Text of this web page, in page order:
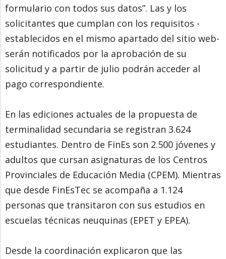
formulario con todos sus datos”. Las y los
solicitantes que cumplan con los requisitos -
establecidos en el mismo apartado del sitio web-
serán notificados por la aprobación de su
solicitud y a partir de julio podrán acceder al
pago correspondiente.
En las ediciones actuales de la propuesta de
terminalidad secundaria se registran 3.624
estudiantes. Dentro de FinEs son 2.500 jóvenes y
adultos que cursan asignaturas de los Centros
Provinciales de Educación Media (CPEM). Mientras
que desde FinEsTec se acompaña a 1.124
personas que transitaron con sus estudios en
escuelas técnicas neuquinas (EPET y EPEA).
Desde la coordinación explicaron que las